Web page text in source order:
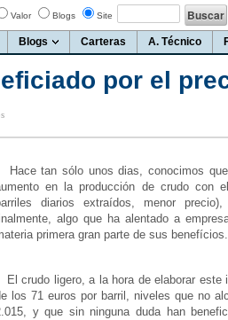
Valor Blogs Site
Blogs Carteras A. Técnico
por el
Hace tan sólo unos dias, conocimos
en la producción de crudo con
diarios extraídos, menor
algo que ha alentado a
primera gran parte de sus benefícios.
El crudo ligero, a la hora de elaborar este
los 71 euros por barril, niveles que no
y que sin ninguna duda han